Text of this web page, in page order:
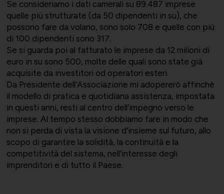
Se consideriamo i dati camerali su 89.487 imprese
quelle più strutturate (da 50 dipendenti in su), che
possono fare da volano, sono solo 708 e quelle con più
di 100 dipendenti sono 317.
Se si guarda poi al fatturato le imprese da 12 milioni di
euro in su sono 500, molte delle quali sono state già
acquisite da investitori od operatori esteri.
Da Presidente dell’Associazione mi adopererò affinchè
il modello di pratica e quotidiana assistenza, impostata
in questi anni, resti al centro dell’impegno verso le
imprese. Al tempo stesso dobbiamo fare in modo che
non si perda di vista la visione d’insieme sul futuro, allo
scopo di garantire la solidità, la continuità e la
competitività del sistema, nell’interesse degli
imprenditori e di tutto il Paese.